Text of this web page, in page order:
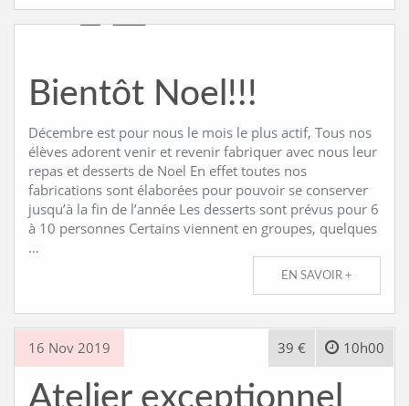
Bientôt Noel!!!
Décembre est pour nous le mois le plus actif, Tous nos
élèves adorent venir et revenir fabriquer avec nous leur
repas et desserts de Noel En effet toutes nos
fabrications sont élaborées pour pouvoir se conserver
jusqu’à la fin de l’année Les desserts sont prévus pour 6
à 10 personnes Certains viennent en groupes, quelques
…
EN SAVOIR +
16 Nov 2019 10h00
39 €
Atelier exceptionnel